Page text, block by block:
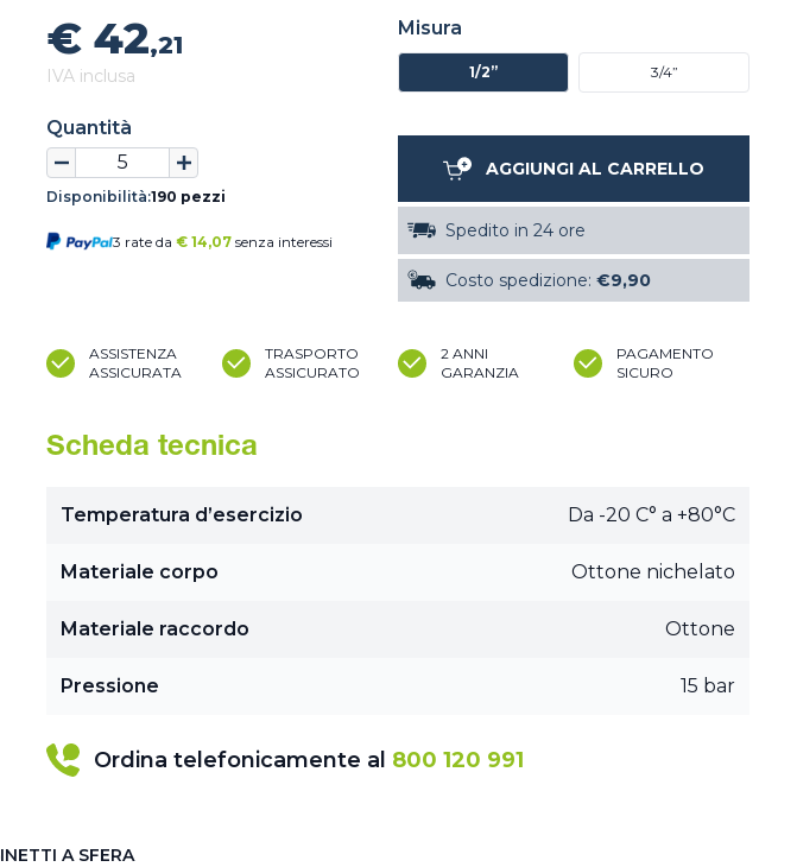
€ 42,21
IVA inclusa
Quantità
Disponibilità:190 pezzi
3 rate da € 14,07 senza interessi
Misura
1/2” 3/4”
AGGIUNGI AL CARRELLO
Spedito in 24 ore
Costo spedizione: €9,90
ASSISTENZA
ASSICURATA
TRASPORTO
ASSICURATO
2 ANNI
GARANZIA
PAGAMENTO
SICURO
Scheda tecnica
Temperatura d’esercizio Da -20 C° a +80°C
Materiale corpo Ottone nichelato
Materiale raccordo Ottone
Pressione 15 bar
Ordina telefonicamente al 800 120 991
A SFERA